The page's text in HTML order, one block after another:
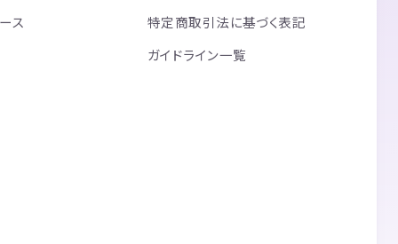
ス
特定商取引法に基づく表記
ガイドライン一覧